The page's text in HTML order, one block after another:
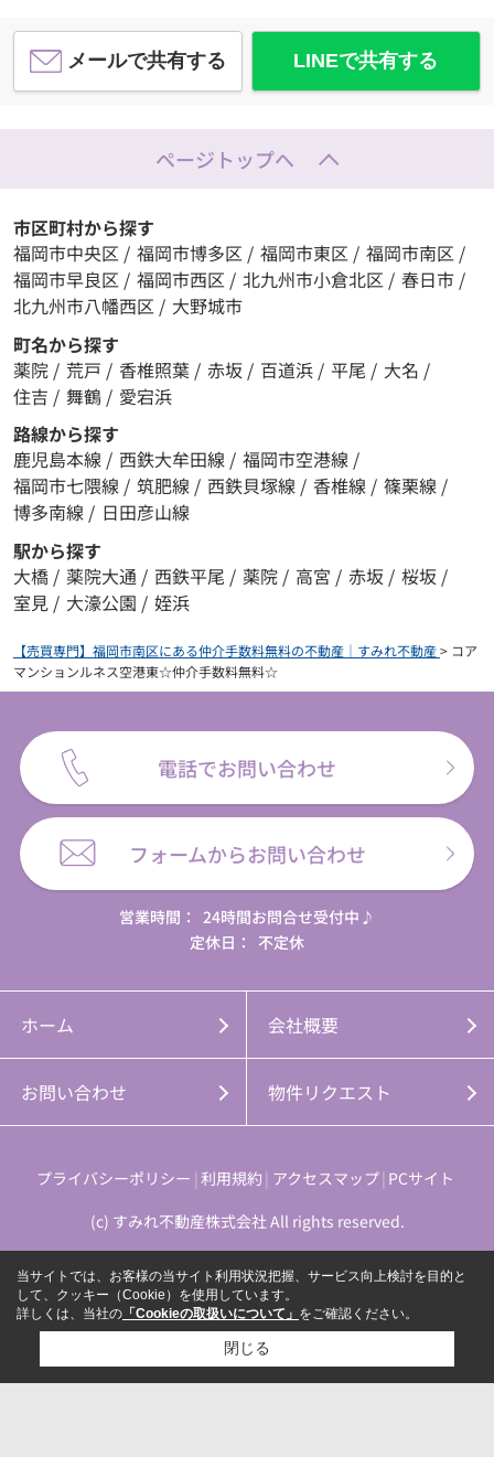
メールで共有する LINEで共有する
ページトップへ
市区町村から探す
福岡市中央区 / 福岡市博多区 / 福岡市東区 / 福岡市南区 /
福岡市早良区 / 福岡市西区 / 北九州市小倉北区 / 春日市 /
北九州市八幡西区 / 大野城市
町名から探す
薬院 / 荒戸 / 香椎照葉 / 赤坂 / 百道浜 / 平尾 / 大名 /
住吉 / 舞鶴 / 愛宕浜
路線から探す
鹿児島本線 / 西鉄大牟田線 / 福岡市空港線 /
福岡市七隈線 / 筑肥線 / 西鉄貝塚線 / 香椎線 / 篠栗線 /
博多南線 / 日田彦山線
駅から探す
大橋 / 薬院大通 / 西鉄平尾 / 薬院 / 高宮 / 赤坂 / 桜坂 /
室見 / 大濠公園 / 姪浜
【売買専門】福岡市南区にある仲介手数料無料の不動産｜すみれ不動産> コア
マンションルネス空港東☆仲介手数料無料☆
電話でお問い合わせ
フォームからお問い合わせ
営業時間：
24時間お問合せ受付中♪
定休日：
不定休
ホーム 会社概要
お問い合わせ 物件リクエスト
プライバシーポリシー 利用規約 アクセスマップ PCサイト
(c) すみれ不動産株式会社 All rights reserved.
当サイトでは、お客様の当サイト利用状況把握、サービス向上検討を目的と
して、クッキー（Cookie）を使用しています。
詳しくは、当社の 「Cookieの取扱いについて」 をご確認ください。
閉じる